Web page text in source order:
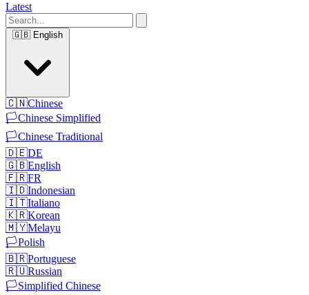
Latest
🇬🇧 English
🇨🇳Chinese
🏳️Chinese Simplified
🏳️Chinese Traditional
🇩🇪DE
🇬🇧English
🇫🇷FR
🇮🇩Indonesian
🇮🇹Italiano
🇰🇷Korean
🇲🇾Melayu
🏳️Polish
🇧🇷Portuguese
🇷🇺Russian
🏳️Simplified Chinese